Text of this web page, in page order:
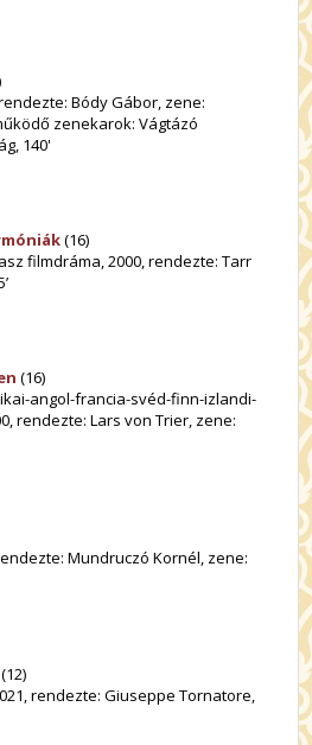
Bódy Gábor, zene:
zenekarok: Vágtázó
140'
(16)
filmdráma, 2000, rendezte: Tarr
(16)
angol-francia-svéd-finn-izlandi-
rendezte: Lars von Trier, zene:
Mundruczó Kornél, zene:
(12)
rendezte: Giuseppe Tornatore,